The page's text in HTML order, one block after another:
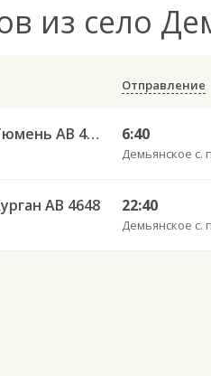
из село
Отправление
Нижневартовск АВ — Тюмень АВ 4652 6:40
Демьянское с.
АВ 4648 22:40
Демьянское с.